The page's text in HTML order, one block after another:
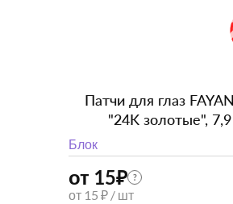
Патчи для глаз
"24K золотые", 7,9
Блок
от 15₽ ?
от 15 ₽ / шт